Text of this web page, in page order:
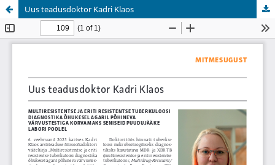
Uus teadusdoktor Kadri Klaos